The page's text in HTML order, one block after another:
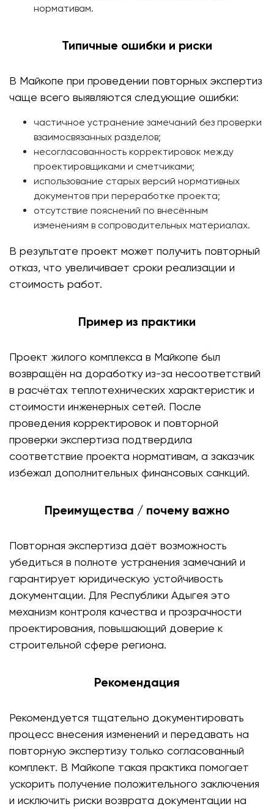
нормативам.
Типичные ошибки и риски
В Майкопе при проведении повторных экспертиз
чаще всего выявляются следующие ошибки:
частичное устранение замечаний без проверки
взаимосвязанных разделов;
несогласованность корректировок между
проектировщиками и сметчиками;
использование старых версий нормативных
документов при переработке проекта;
отсутствие пояснений по внесённым
изменениям в сопроводительных материалах.
В результате проект может получить повторный
отказ, что увеличивает сроки реализации и
стоимость работ.
Пример из практики
Проект жилого комплекса в Майкопе был
возвращён на доработку из-за несоответствий
в расчётах теплотехнических характеристик и
стоимости инженерных сетей. После
проведения корректировок и повторной
проверки экспертиза подтвердила
соответствие проекта нормативам, а заказчик
избежал дополнительных финансовых санкций.
Преимущества / почему важно
Повторная экспертиза даёт возможность
убедиться в полноте устранения замечаний и
гарантирует юридическую устойчивость
документации. Для Республики Адыгея это
механизм контроля качества и прозрачности
проектирования, повышающий доверие к
строительной сфере региона.
Рекомендация
Рекомендуется тщательно документировать
процесс внесения изменений и передавать на
повторную экспертизу только согласованный
комплект. В Майкопе такая практика помогает
ускорить получение положительного заключения
и исключить риски возврата документации на